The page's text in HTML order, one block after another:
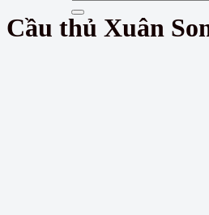
Cầu thủ Xuân